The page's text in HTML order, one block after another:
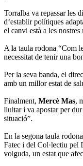
Torralba va repassar les
d’establir polítiques
el canvi està a les
A la taula rodona “Com
necessitat de tenir una
Per la seva banda, el
amb un millor estat de
Finalment, Mercè Mas,
lluitar i va apostar per
situació”.
En la segona taula
Fatec i del Col·lectiu pel
volguda, un estat que